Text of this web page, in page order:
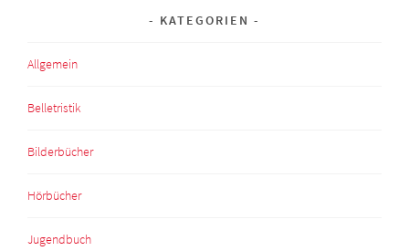
KATEGORIEN
Allgemein
Belletristik
Bilderbücher
Hörbücher
Jugendbuch